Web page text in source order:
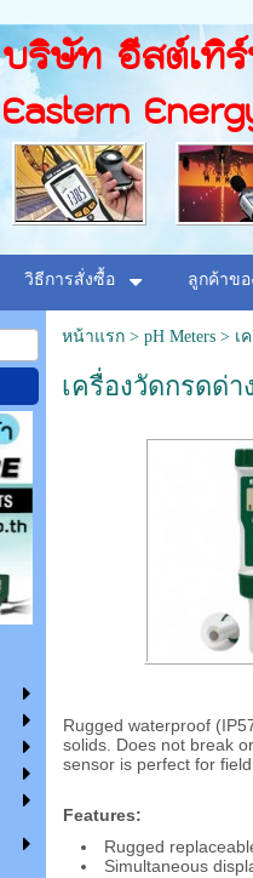
บริษัท อีสต์เทิ
Eastern
วิธีการสั่งซื้อ ลูกค้าขอ
หน้าแรก> pH Meters> เ
เครื่องวัดกรดด่า
Rugged waterproof
solids. Does not break
sensor is perfect for
Features:
Rugged
Simultaneous